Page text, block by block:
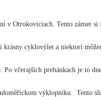
Otrokoviciach. Tento zámer si
cyklovýlet a niektorí
včerajších prehánkach je to
výklopníku. Tento